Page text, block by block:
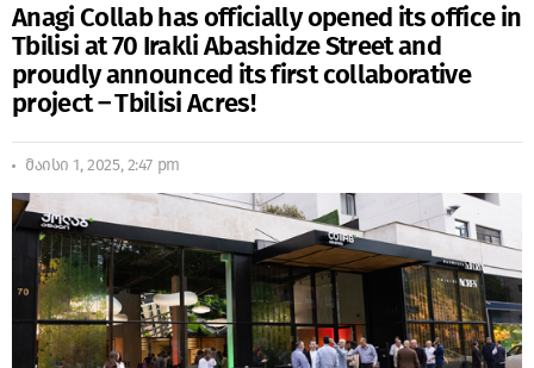
Anagi Collab has officially opened its office in
Tbilisi at 70 Irakli Abashidze Street and
proudly announced its first collaborative
project – Tbilisi Acres!
მაისი 1, 2025, 2:47 pm